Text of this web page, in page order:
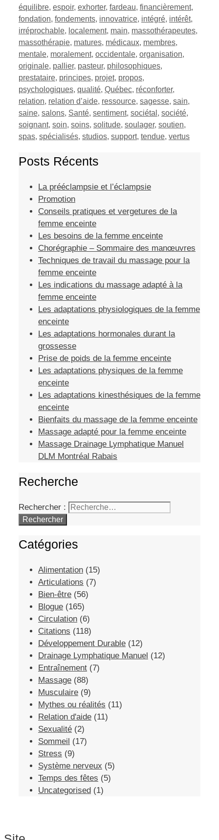
équilibre, espoir, exhorter, fardeau, financièrement,
fondation, fondements, innovatrice, intégré, intérêt,
irréprochable, localement, main, massothérapeutes,
massothérapie, matures, médicaux, membres,
mentale, moralement, occidentale, organisation,
originale, pallier, pasteur, philosophiques,
prestataire, principes, projet, propos,
psychologiques, qualité, Québec, réconforter,
relation, relation d’aide, ressource, sagesse, sain,
saine, salons, Santé, sentiment, sociétal , société,
soignant, soin, soins, solitude, soulager, soutien,
spas, spécialisés, studios, support, tendue, vertus
Posts Récents
La prééclampsie et l’éclampsie
Promotion
Conseils pratiques et vergetures de la
femme enceinte
Les besoins de la femme enceinte
Chorégraphie – Sommaire des manœuvres
Techniques de travail du massage pour la
femme enceinte
Les indications du massage adapté à la
femme enceinte
Les adaptations physiologiques de la femme
enceinte
Les adaptations hormonales durant la
grossesse
Prise de poids de la femme enceinte
Les adaptations physiques de la femme
enceinte
Les adaptations kinesthésiques de la femme
enceinte
Bienfaits du massage de la femme enceinte
Massage adapté pour la femme enceinte
Massage Drainage Lymphatique Manuel
DLM Montréal Rabais
Recherche
Rechercher :
Catégories
Alimentation (15)
Articulations (7)
Bien-être (56)
Blogue (165)
Circulation (6)
Citations (118)
Développement Durable (12)
Drainage Lymphatique Manuel (12)
Entraînement (7)
Massage (88)
Musculaire (9)
Mythes ou réalités (11)
Relation d'aide (11)
Sexualité (2)
Sommeil (17)
Stress (9)
Système nerveux (5)
Temps des fêtes (5)
Uncategorised (1)